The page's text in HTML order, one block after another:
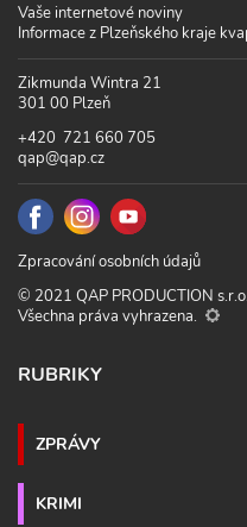
Vaše internetové noviny
Informace z Plzeňského kraje
Zikmunda Wintra 21
301 00 Plzeň
+420 721 660 705
qap@qap.cz
Zpracování osobních údajů
© 2021 QAP PRODUCTION s.r.o.
Všechna práva vyhrazena.
RUBRIKY
ZPRÁVY
KRIMI